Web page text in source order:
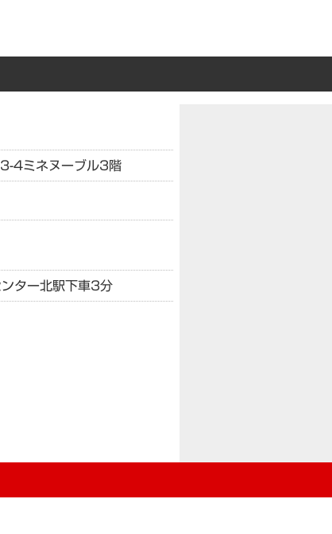
4ミネヌーブル3階
ター北駅下車3分